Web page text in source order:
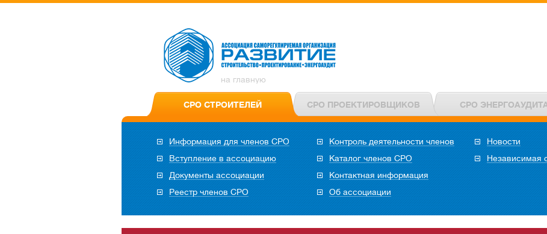
на главную
СРО СТРОИТЕЛЕЙ СРО ПРОЕКТИРОВЩИКОВ СРО
Информация для членов СРО
Вступление в ассоциацию
Документы ассоциации
Реестр членов СРО
Контроль деятельности членов
Каталог членов СРО
Контактная информация
Об ассоциации
Новости
Независимая